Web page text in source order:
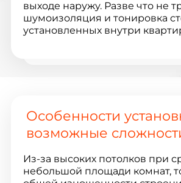
выходе наружу. Разве что не
шумоизоляция и тонировка
установленных внутри
Особенности
возможные
Из-за высоких потолков при
небольшой площади комнат,